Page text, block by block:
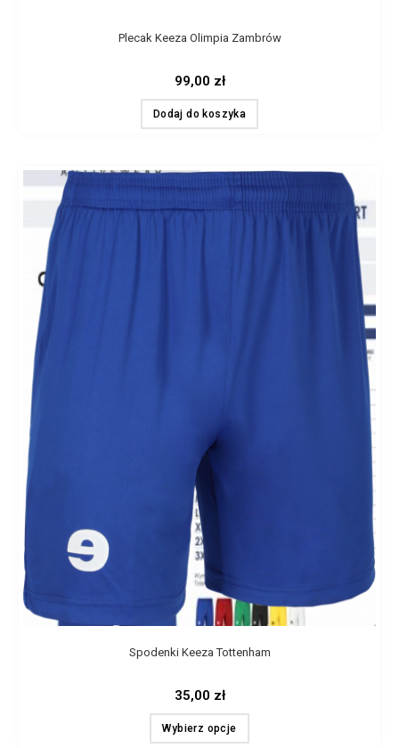
Plecak Keeza Olimpia Zambrów
99,00 zł
Dodaj do koszyka
Spodenki Keeza Tottenham
35,00 zł
Wybierz opcje